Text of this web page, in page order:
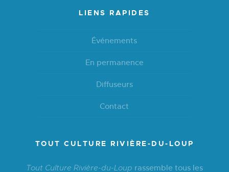
LIENS RAPIDES
Événements
En permanence
Diffuseurs
Contact
TOUT CULTURE RIVIÈRE-DU-LOUP
Tout Culture Rivière-du-Loup rassemble tous les